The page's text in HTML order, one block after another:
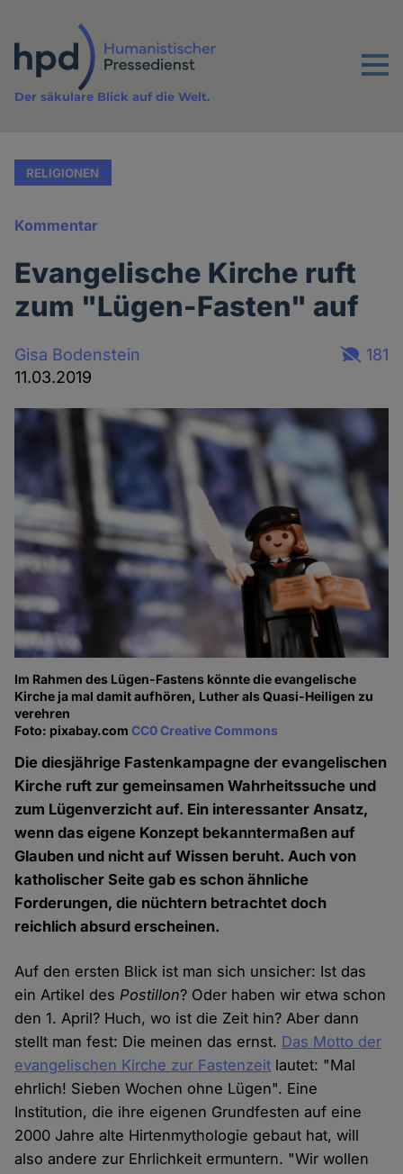
Inhalt
Menu
Der säkulare Blick auf die Welt.
RELIGIONEN
Kommentar
Evangelische Kirche ruft
zum "Lügen-Fasten" auf
Gisa Bodenstein
11.03.2019
181
Im Rahmen des Lügen-Fastens könnte die evangelische
Kirche ja mal damit aufhören, Luther als Quasi-Heiligen zu
verehren
Foto: pixabay.comCC0 Creative Commons
Die diesjährige Fastenkampagne der evangelischen
Kirche ruft zur gemeinsamen Wahrheitssuche und
zum Lügenverzicht auf. Ein interessanter Ansatz,
wenn das eigene Konzept bekanntermaßen auf
Glauben und nicht auf Wissen beruht. Auch von
katholischer Seite gab es schon ähnliche
Forderungen, die nüchtern betrachtet doch
reichlich absurd erscheinen.
Auf den ersten Blick ist man sich unsicher: Ist das
ein Artikel desPostillon? Oder haben wir etwa schon
den 1. April? Huch, wo ist die Zeit hin? Aber dann
stellt man fest: Die meinen das ernst. Das Motto der
evangelischen Kirche zur Fastenzeit lautet: "Mal
ehrlich! Sieben Wochen ohne Lügen". Eine
Institution, die ihre eigenen Grundfesten auf eine
2000 Jahre alte Hirtenmythologie gebaut hat, will
also andere zur Ehrlichkeit ermuntern. "Wir wollen